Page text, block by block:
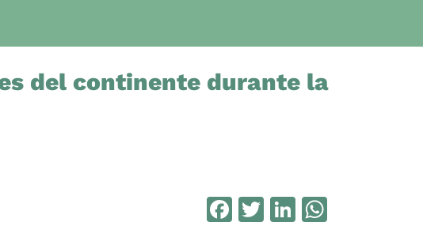
del continente durante la
Facebook
TwitterLinkedIn